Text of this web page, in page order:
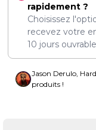
rapidement ?
Choisissez
recevez votre
10 jours
Jason Derulo,
produits !